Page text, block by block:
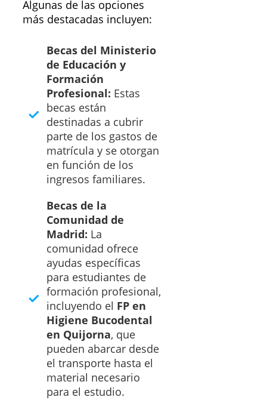
Algunas de las opciones
más destacadas incluyen:
Becas del Ministerio
de Educación y
Formación
Profesional: Estas
becas están
destinadas a cubrir
parte de los gastos de
matrícula y se otorgan
en función de los
ingresos familiares.
Becas de la
Comunidad de
Madrid: La
comunidad ofrece
ayudas específicas
para estudiantes de
formación profesional,
incluyendo el FP en
Higiene Bucodental
en Quijorna, que
pueden abarcar desde
el transporte hasta el
material necesario
para el estudio.